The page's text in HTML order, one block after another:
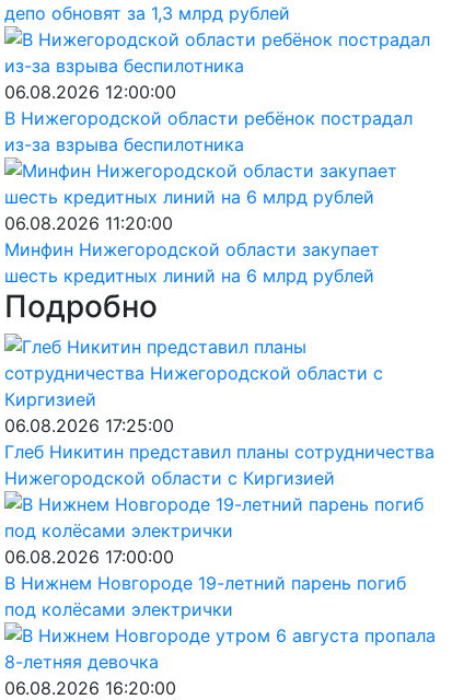
депо обновят за 1,3 млрд рублей
06.08.2026 12:00:00
В Нижегородской области ребёнок пострадал
из-за взрыва беспилотника
06.08.2026 11:20:00
Минфин Нижегородской области закупает
шесть кредитных линий на 6 млрд рублей
Подробно
06.08.2026 17:25:00
Глеб Никитин представил планы сотрудничества
Нижегородской области с Киргизией
06.08.2026 17:00:00
В Нижнем Новгороде 19-летний парень погиб
под колёсами электрички
06.08.2026 16:20:00